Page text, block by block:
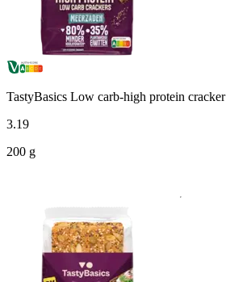
TastyBasics Low carb-high protein cracker
3.19
200 g